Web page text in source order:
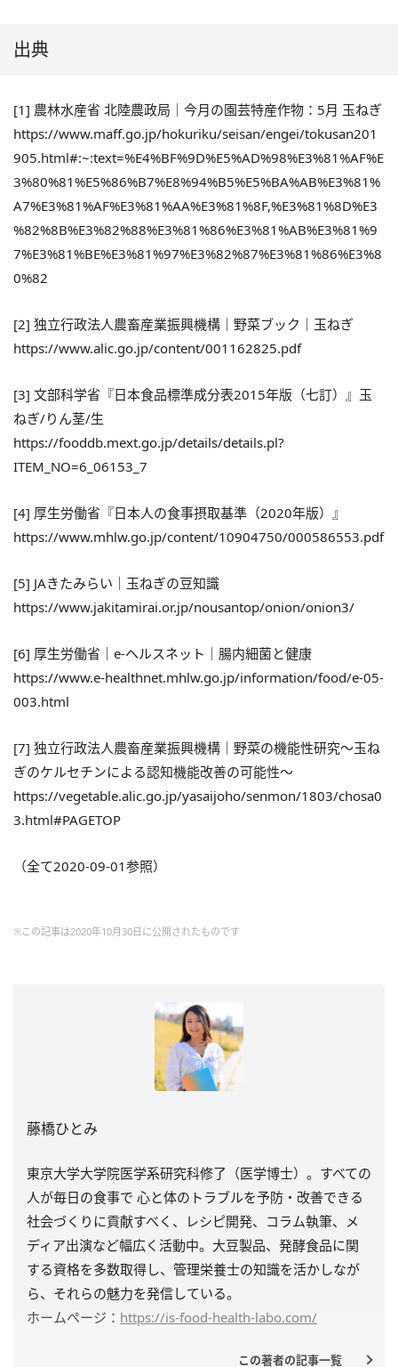
出典
[1] 農林水産省 北陸農政局｜今月の園芸特産作物：5月 玉ねぎ
https://www.maff.go.jp/hokuriku/seisan/engei/tokusan201
905.html#:~:text=%E4%BF%9D%E5%AD%98%E3%81%AF%E
3%80%81%E5%86%B7%E8%94%B5%E5%BA%AB%E3%81%
A7%E3%81%AF%E3%81%AA%E3%81%8F,%E3%81%8D%E3
%82%8B%E3%82%88%E3%81%86%E3%81%AB%E3%81%9
7%E3%81%BE%E3%81%97%E3%82%87%E3%81%86%E3%8
0%82
[2] 独立行政法人農畜産業振興機構｜野菜ブック｜玉ねぎ
https://www.alic.go.jp/content/001162825.pdf
[3] 文部科学省『日本食品標準成分表2015年版（七訂）』玉
ねぎ/りん茎/生
https://fooddb.mext.go.jp/details/details.pl?
ITEM_NO=6_06153_7
[4] 厚生労働省『日本人の食事摂取基準（2020年版）』
https://www.mhlw.go.jp/content/10904750/000586553.pdf
[5] JAきたみらい｜玉ねぎの豆知識
https://www.jakitamirai.or.jp/nousantop/onion/onion3/
[6] 厚生労働省｜e-ヘルスネット｜腸内細菌と健康
https://www.e-healthnet.mhlw.go.jp/information/food/e-05-
003.html
[7] 独立行政法人農畜産業振興機構｜野菜の機能性研究～玉ね
ぎのケルセチンによる認知機能改善の可能性～
https://vegetable.alic.go.jp/yasaijoho/senmon/1803/chosa0
3.html#PAGETOP
（全て2020-09-01参照）
※この記事は2020年10月30日に公開されたものです
藤橋ひとみ
東京大学大学院医学系研究科修了（医学博士）。すべての
人が毎日の食事で 心と体のトラブルを予防・改善できる
社会づくりに貢献すべく、レシピ開発、コラム執筆、メ
ディア出演など幅広く活動中。大豆製品、発酵食品に関
する資格を多数取得し、管理栄養士の知識を活かしなが
ら、それらの魅力を発信している。
ホームページ： https://is-food-health-labo.com/
この著者の記事一覧